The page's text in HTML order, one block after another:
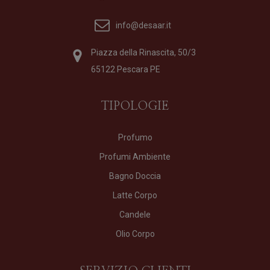
info@desaar.it
Piazza della Rinascita, 50/3
65122 Pescara PE
TIPOLOGIE
Profumo
Profumi Ambiente
Bagno Doccia
Latte Corpo
Candele
Olio Corpo